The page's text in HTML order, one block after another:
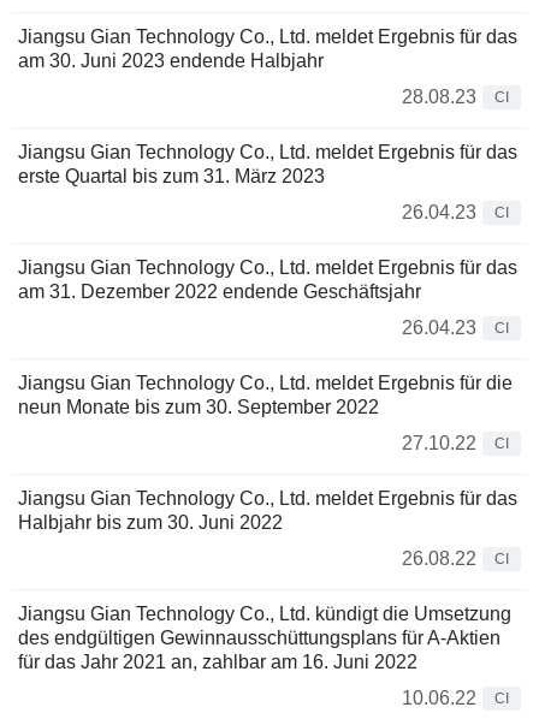
Jiangsu Gian Technology Co., Ltd. meldet Ergebnis für das
am 30. Juni 2023 endende Halbjahr
28.08.23
CI
Jiangsu Gian Technology Co., Ltd. meldet Ergebnis für das
erste Quartal bis zum 31. März 2023
26.04.23
CI
Jiangsu Gian Technology Co., Ltd. meldet Ergebnis für das
am 31. Dezember 2022 endende Geschäftsjahr
26.04.23
CI
Jiangsu Gian Technology Co., Ltd. meldet Ergebnis für die
neun Monate bis zum 30. September 2022
27.10.22
CI
Jiangsu Gian Technology Co., Ltd. meldet Ergebnis für das
Halbjahr bis zum 30. Juni 2022
26.08.22
CI
Jiangsu Gian Technology Co., Ltd. kündigt die Umsetzung
des endgültigen Gewinnausschüttungsplans für A-Aktien
für das Jahr 2021 an, zahlbar am 16. Juni 2022
10.06.22
CI